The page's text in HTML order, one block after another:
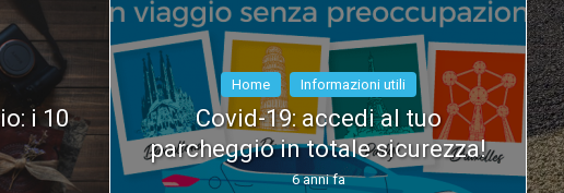
i 10
Home Informazioni utili
Covid-19: accedi al tuo
parcheggio in totale sicurezza!
6 anni fa